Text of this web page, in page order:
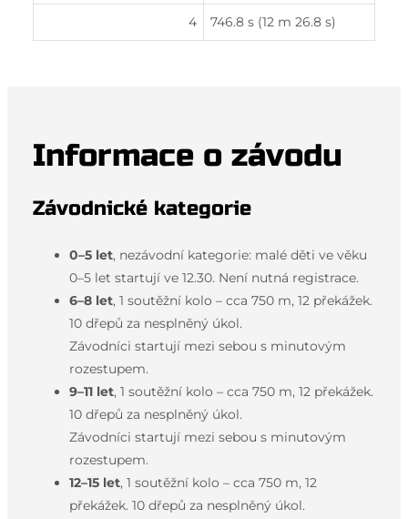
4 746.8 s (12 m 26.8 s)
Informace o závodu
Závodnické kategorie
0–5 let, nezávodní kategorie: malé děti ve věku
0–5 let startují ve 12.30. Není nutná registrace.
6–8 let, 1 soutěžní kolo – cca 750 m, 12 překážek.
10 dřepů za nesplněný úkol.
Závodníci startují mezi sebou s minutovým
rozestupem.
9–11 let, 1 soutěžní kolo – cca 750 m, 12 překážek.
10 dřepů za nesplněný úkol.
Závodníci startují mezi sebou s minutovým
rozestupem.
12–15 let, 1 soutěžní kolo – cca 750 m, 12
překážek. 10 dřepů za nesplněný úkol.